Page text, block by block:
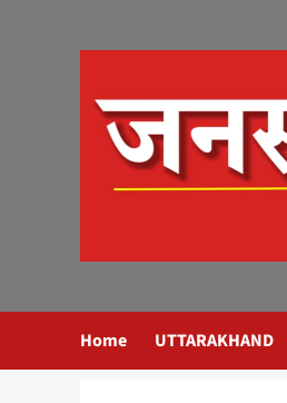
Home UTTARAKHAND